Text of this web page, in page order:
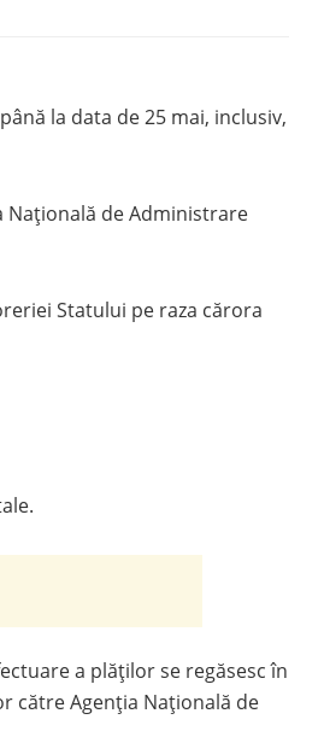
la data de 25 mai, inclusiv,
Națională de Administrare
Statului pe raza cărora
a plăților se regăsesc în
către Agenția Națională de